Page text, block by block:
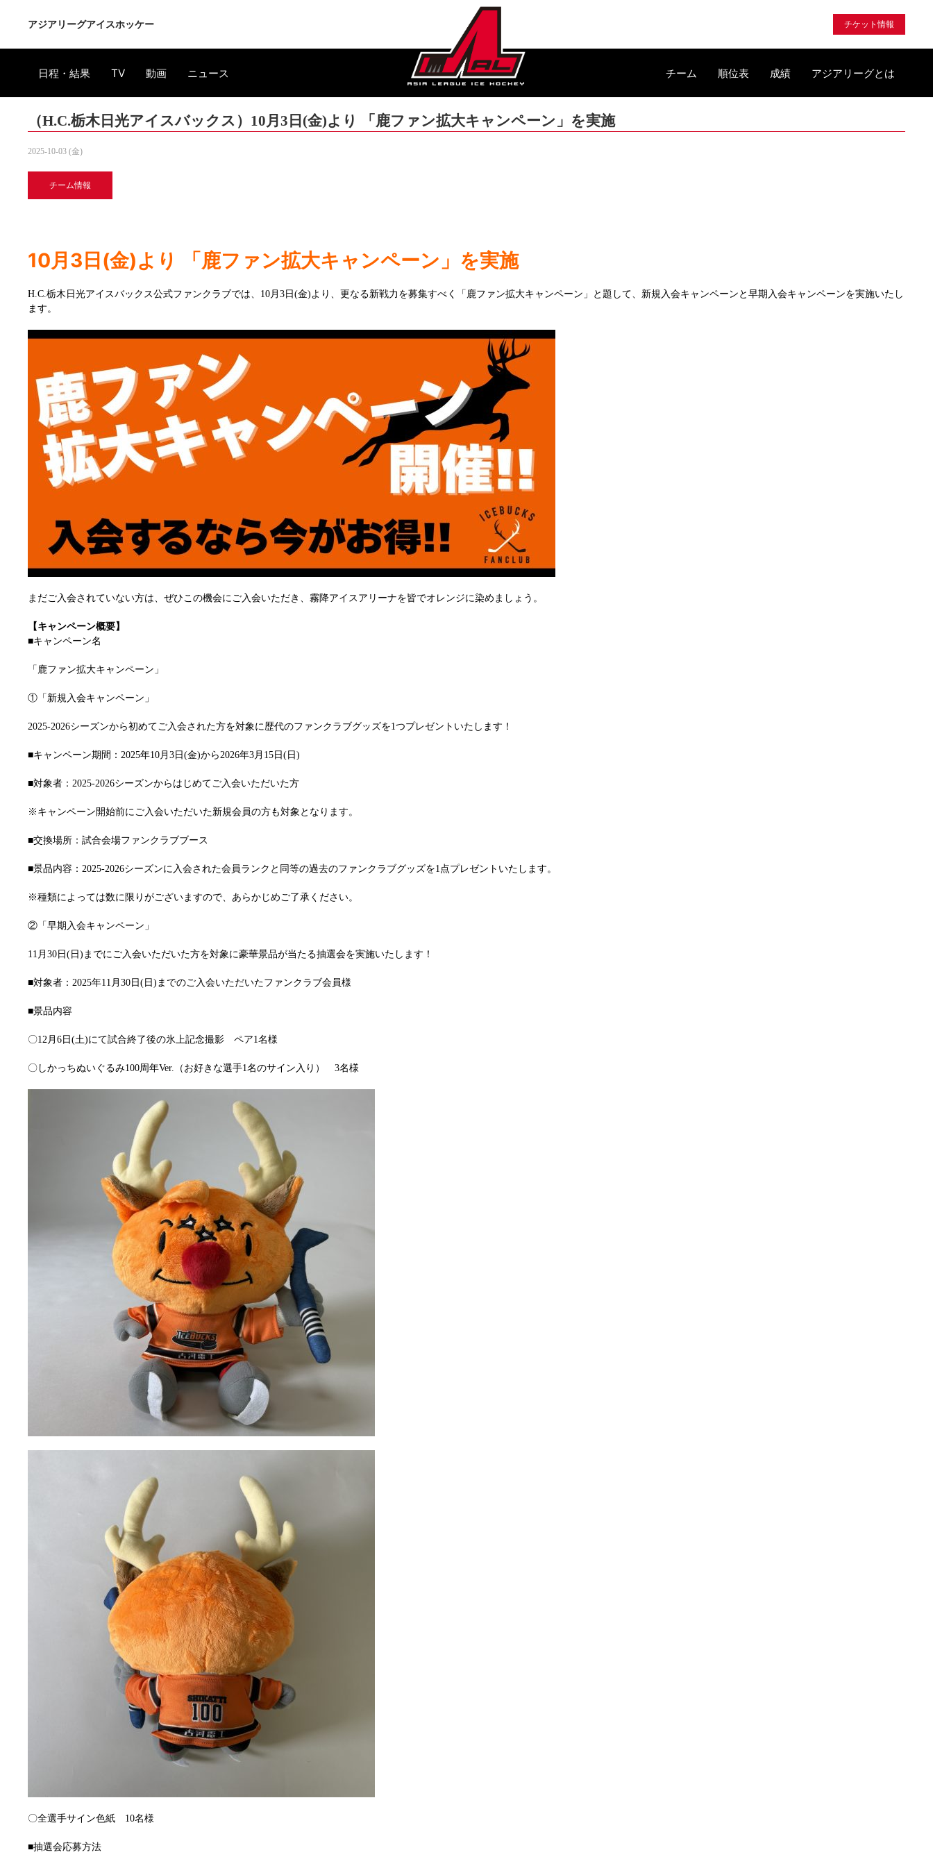
アジアリーグアイスホッケー チケット情報
日程・結果 TV 動画 ニュース チーム 順位表 成績 アジアリーグとは
（H.C.栃木日光アイスバックス）10月3日(金)より 「鹿ファン拡大キャンペーン」を実施
2025-10-03 (金)
チーム情報
10月3日(金)より 「鹿ファン拡大キャンペーン」を実施
H.C.栃木日光アイスバックス公式ファンクラブでは、10月3日(金)より、更なる新戦力を募集すべく「鹿ファン拡大キャンペーン」と題して、新規入会キャンペーンと早期入会キャンペーンを実施いたし
ます。
まだご入会されていない方は、ぜひこの機会にご入会いただき、霧降アイスアリーナを皆でオレンジに染めましょう。
【キャンペーン概要】
■キャンペーン名
「鹿ファン拡大キャンペーン」
①「新規入会キャンペーン」
2025-2026シーズンから初めてご入会された方を対象に歴代のファンクラブグッズを1つプレゼントいたします！
■キャンペーン期間：2025年10月3日(金)から2026年3月15日(日)
■対象者：2025-2026シーズンからはじめてご入会いただいた方
※キャンペーン開始前にご入会いただいた新規会員の方も対象となります。
■交換場所：試合会場ファンクラブブース
■景品内容：2025-2026シーズンに入会された会員ランクと同等の過去のファンクラブグッズを1点プレゼントいたします。
※種類によっては数に限りがございますので、あらかじめご了承ください。
②「早期入会キャンペーン」
11月30日(日)までにご入会いただいた方を対象に豪華景品が当たる抽選会を実施いたします！
■対象者：2025年11月30日(日)までのご入会いただいたファンクラブ会員様
■景品内容
〇12月6日(土)にて試合終了後の氷上記念撮影 ペア1名様
〇しかっちぬいぐるみ100周年Ver.（お好きな選手1名のサイン入り） 3名様
〇全選手サイン色紙 10名様
■抽選会応募方法